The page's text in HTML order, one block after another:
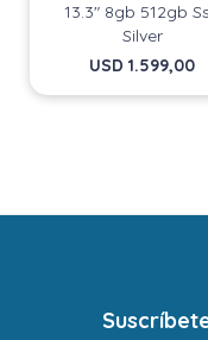
13.3" 8gb 512gb
Silver
USD 1.599,00